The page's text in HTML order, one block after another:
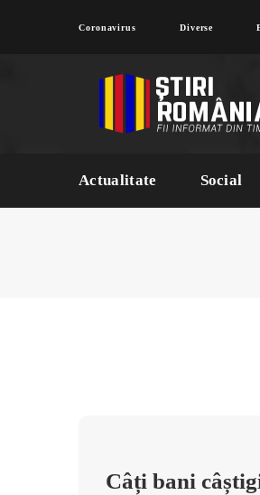
Coronavirus Diverse
Actualitate Social
Câți bani